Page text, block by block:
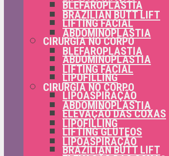
BLEFAROPLASTIA
LIFTING FACIAL
CIRURGIA NO CORPO
ABDOMINOPLASTIA
LIPOFILLING
LIPOASPIRAÇÃO
ELEVAÇÃO DAS COXAS
LIFTING GLÚTEOS
BRAZILIAN BUTT LIFT
BRAZILIAN BUTT LIFT
ABDOMINOPLASTIA
BLEFAROPLASTIA
LIFTING FACIAL
CIRURGIA NO CORPO
ABDOMINOPLASTIA
LIPOFILLING
LIPOASPIRAÇÃO